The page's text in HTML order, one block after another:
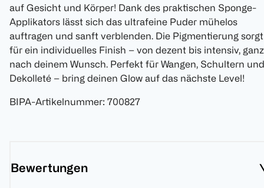
auf Gesicht und Körper! Dank des praktischen Sponge-
Applikators lässt sich das ultrafeine Puder mühelos
auftragen und sanft verblenden. Die Pigmentierung sorgt
für ein individuelles Finish – von dezent bis intensiv, ganz
nach deinem Wunsch. Perfekt für Wangen, Schultern und
Dekolleté – bring deinen Glow auf das nächste Level!
BIPA-Artikelnummer: 700827
Bewertungen